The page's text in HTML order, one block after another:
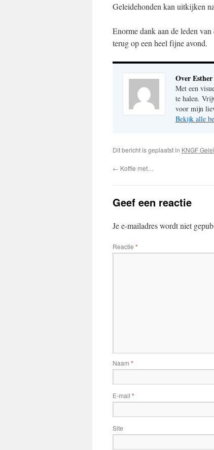
Geleidehonden kan uitkijken
Enorme dank aan de leden
terug op een heel fijne avond.
Over Esther
Met een
te halen.
voor mijn
Bekijk alle
Dit bericht is geplaatst in KNGF
← Koffie met…
Geef een reactie
Je e-mailadres wordt niet
Reactie *
Naam *
E-mail *
Site